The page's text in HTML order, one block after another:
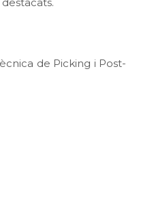
de Picking i Post-